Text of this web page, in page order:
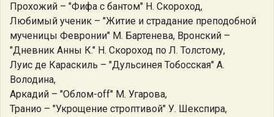
Прохожий – "Фифа с бантом" Н. Скороход,
Любимый ученик – "Житие и страдание преподобной
мученицы Февронии" М. Бартенева, Вронский –
"Дневник Анны К." Н. Скороход по Л. Толстому,
Луис де Караскиль – "Дульсинея Тобосская" А.
Володина,
Аркадий – "Облом-off" М. Угарова,
Транио – "Укрощение строптивой" У. Шекспира,